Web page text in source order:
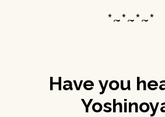
*~*~*~*
Have you